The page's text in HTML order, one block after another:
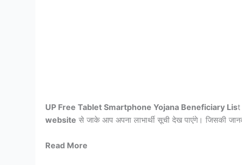
UP Free Tablet Smartphone Yojana Beneficiary List
website से जाके आप अपना लाभार्थी सूची देख पाएंगे। जिसकी
Read More